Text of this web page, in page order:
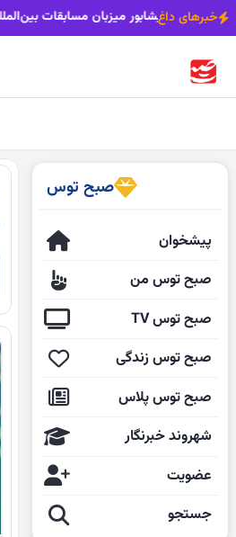
خبرهای داغ
خبرنگار، امین آگاهی نیشابور
صبح توس
پیشخوان
صبح توس من
صبح توس TV
صبح توس زندگی
صبح توس پلاس
شهروند خبرنگار
عضویت
جستجو